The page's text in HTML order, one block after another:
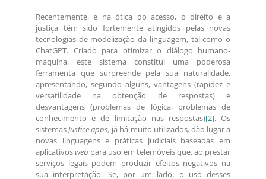
Recentemente, e na ótica do acesso, o direito e a
justiça têm sido fortemente atingidos pelas novas
tecnologias de modelização da linguagem, tal como o
ChatGPT. Criado para otimizar o diálogo humano-
máquina, este sistema constitui uma poderosa
ferramenta que surpreende pela sua naturalidade,
apresentando, segundo alguns, vantagens (rapidez e
versatilidade na obtenção de respostas) e
desvantagens (problemas de lógica, problemas de
conhecimento e de limitação nas respostas)[2]. Os
sistemasJustice apps, já há muito utilizados, dão lugar a
novas linguagens e práticas judiciais baseadas em
aplicativosweb para uso em telemóveis que, ao prestar
serviços legais podem produzir efeitos negativos na
sua interpretação. Se, por um lado, o uso desses